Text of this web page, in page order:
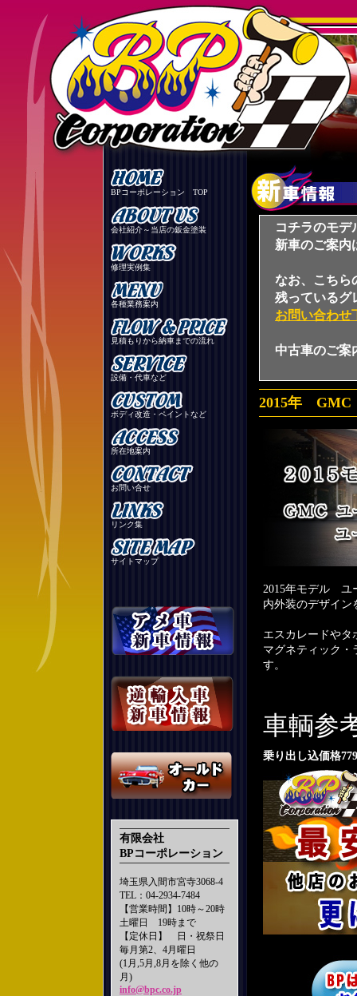
BPコーポレーション TOP
会社紹介～当店の鈑金塗装
修理実例集
各種業務案内
見積もりから納車までの流れ
設備・代車など
ボディ改造・ペイントなど
所在地案内
お問い合せ
リンク集
サイトマップ
有限会社
BPコーポレーション
埼玉県入間市宮寺3068-4
TEL：04-2934-7484
【営業時間】10時～20時
土曜日 19時まで
【定休日】 日・祝祭日
毎月第2、4月曜日
(1月,5月,8月を除く他の
月)
info@bpc.co.jp
コチラのモデ
新車のご案内
なお、こちら
残っているグ
お問い合わせ
中古車のご案
2015年
2015年モデル
内外装のデザイン
エスカレードやタ
マグネティック・
す。
車輌
乗り出し込価格